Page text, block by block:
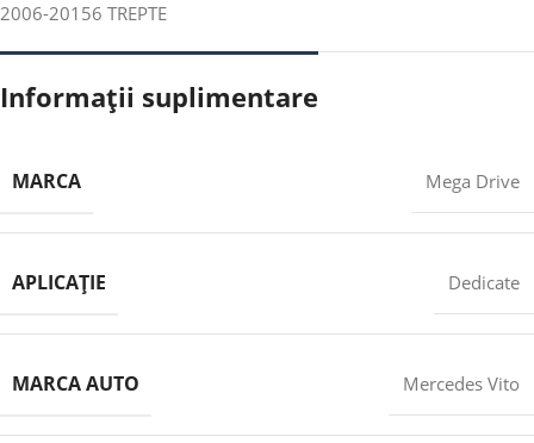
2006-20156 TREPTE
Informații suplimentare
MARCA Mega Drive
APLICAȚIE Dedicate
MARCA AUTO Mercedes Vito